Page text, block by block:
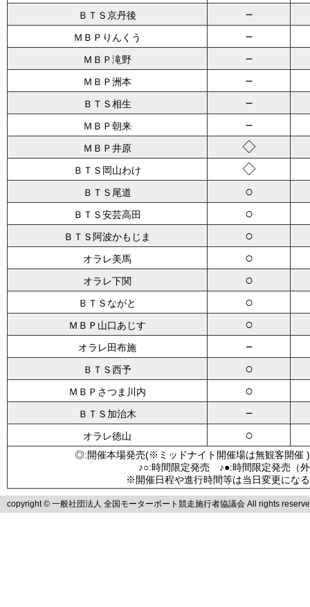
ＢＴＳ京丹後 －
ＭＢＰりんくう －
ＭＢＰ滝野 －
ＭＢＰ洲本 －
ＢＴＳ相生 －
ＭＢＰ朝来 －
ＭＢＰ井原 ◇
ＢＴＳ岡山わけ ◇
ＢＴＳ尾道 ○
ＢＴＳ安芸高田 ○
ＢＴＳ阿波かもじま ○
オラレ美馬 ○
オラレ下関 ○
ＢＴＳながと ○
ＭＢＰ山口あじす ○
オラレ田布施 －
ＢＴＳ西予 ○
ＭＢＰさつま川内 ○
ＢＴＳ加治木 －
オラレ徳山 ○
◎:開催本場発売(※ミッドナイト開催場は無観客
♪○:時間限定発売 ♪●:時間限定発売
※開催日程や進行時間等は当日変更にな
copyright © 一般社団法人 全国モーターボート競走施行者協議会 All rights